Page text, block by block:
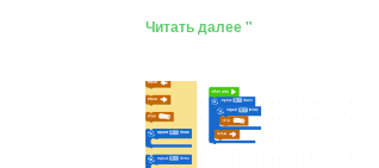
Читать далее "